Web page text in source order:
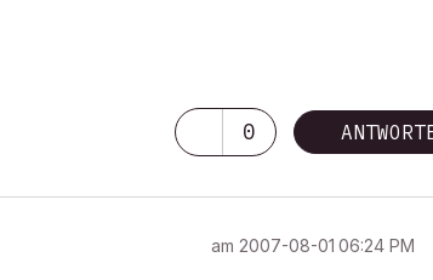
0
am ‎2007-08-01 06:24 PM